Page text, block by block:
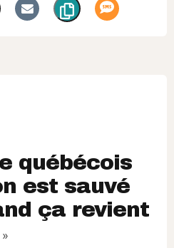
québécois
est sauvé
ça revient
»